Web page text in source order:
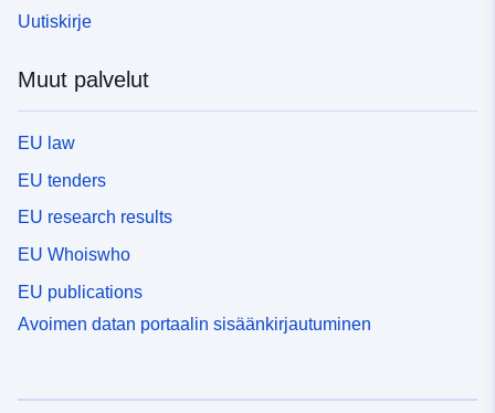
Uutiskirje
Muut palvelut
EU law
EU tenders
EU research results
EU Whoiswho
EU publications
Avoimen datan portaalin sisäänkirjautuminen